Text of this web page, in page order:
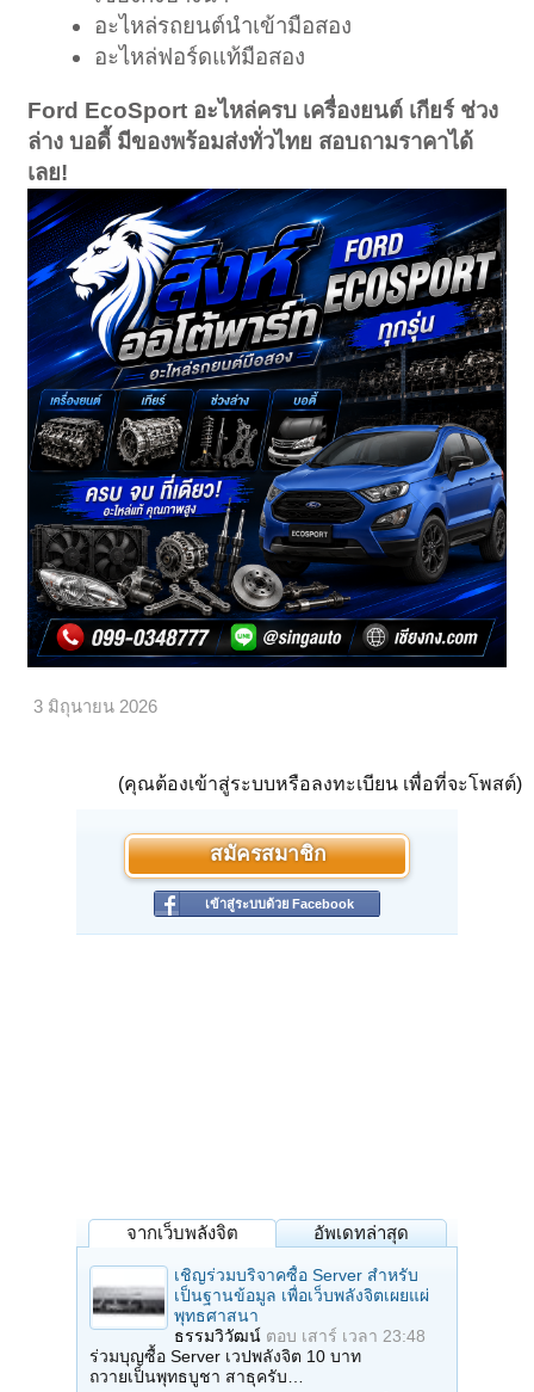
อะไหล่รถยนต์นำเข้ามือสอง
อะไหล่ฟอร์ดแท้มือสอง
Ford EcoSport อะไหล่ครบ เครื่องยนต์ เกียร์ ช่วง
ล่าง บอดี้ มีของพร้อมส่งทั่วไทย สอบถามราคาได้
เลย!
3 มิถุนายน 2026
(คุณต้องเข้าสู่ระบบหรือลงทะเบียน เพื่อที่จะโพสต์)
สมัครสมาชิก
เข้าสู่ระบบด้วย Facebook
จากเว็บพลังจิต อัพเดทล่าสุด
เชิญร่วมบริจาคซื้อ Server สำหรับ
เป็นฐานข้อมูล เพื่อเว็บพลังจิตเผยแผ่
พุทธศาสนา
ธรรมวิวัฒน์ ตอบ เสาร์ เวลา 23:48
ร่วมบุญซื้อ Server เวปพลังจิต 10 บาท
ถวายเป็นพุทธบูชา สาธุครับ…